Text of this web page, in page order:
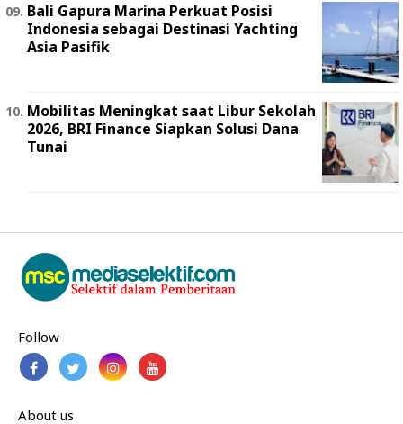
Bali Gapura Marina Perkuat Posisi
Indonesia sebagai Destinasi Yachting
Asia Pasifik
Mobilitas Meningkat saat Libur Sekolah
2026, BRI Finance Siapkan Solusi Dana
Tunai
Follow
About us